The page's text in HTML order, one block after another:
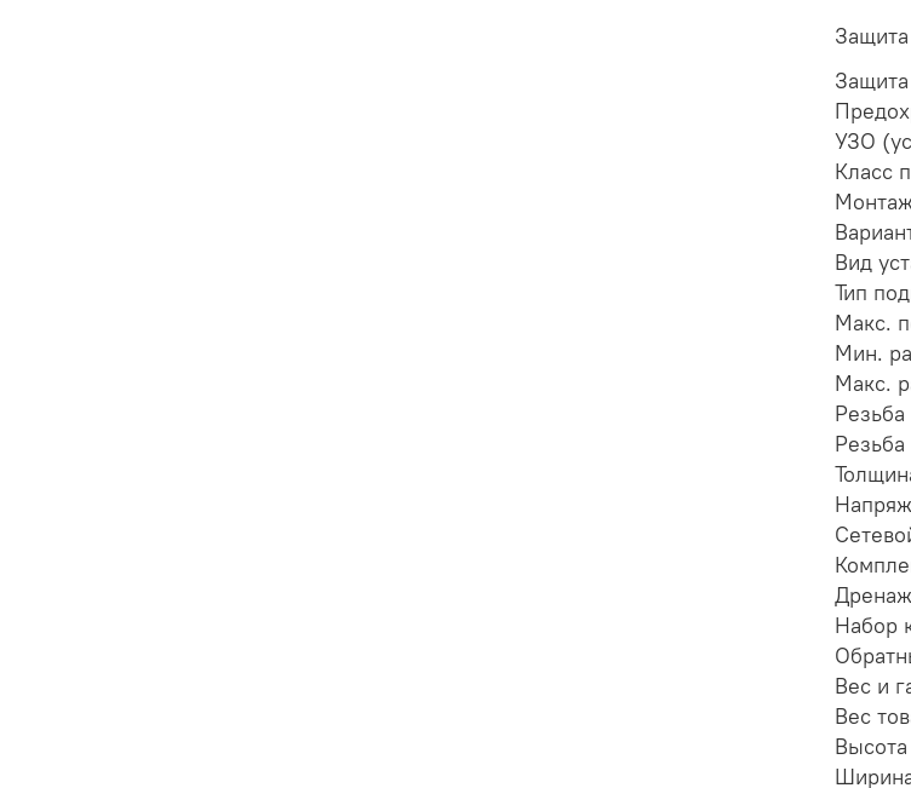
УЗО
Класс
Вид
Тип
Макс.
Мин.
Макс.
Резьба
Набор
Вес и
Вес
Высота